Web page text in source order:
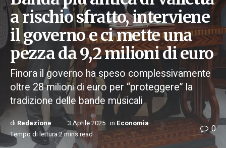
a rischio sfratto, interviene
il governo e ci mette una
pezza da 9,2 milioni di euro
Finora il governo ha speso complessivamente
oltre 28 milioni di euro per “proteggere” la
tradizione delle bande musicali
di Redazione 3 Aprile 2025 in Economia
Tempo di lettura:2 mins read
0